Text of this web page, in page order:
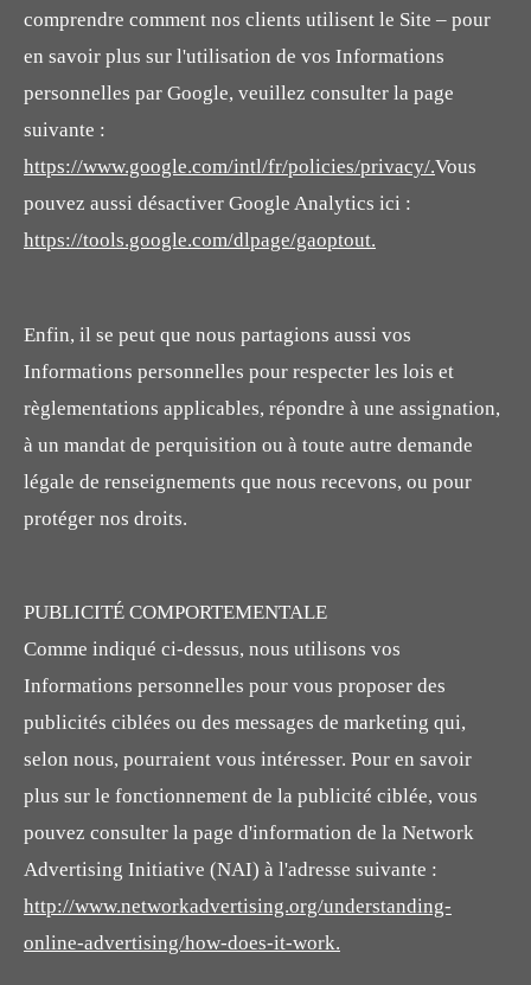
comprendre comment nos clients utilisent le Site – pour
en savoir plus sur l'utilisation de vos Informations
personnelles par Google, veuillez consulter la page
suivante :
https://www.google.com/intl/fr/policies/privacy/.Vous
pouvez aussi désactiver Google Analytics ici :
https://tools.google.com/dlpage/gaoptout.
Enfin, il se peut que nous partagions aussi vos
Informations personnelles pour respecter les lois et
règlementations applicables, répondre à une assignation,
à un mandat de perquisition ou à toute autre demande
légale de renseignements que nous recevons, ou pour
protéger nos droits.
PUBLICITÉ COMPORTEMENTALE
Comme indiqué ci-dessus, nous utilisons vos
Informations personnelles pour vous proposer des
publicités ciblées ou des messages de marketing qui,
selon nous, pourraient vous intéresser. Pour en savoir
plus sur le fonctionnement de la publicité ciblée, vous
pouvez consulter la page d'information de la Network
Advertising Initiative (NAI) à l'adresse suivante :
http://www.networkadvertising.org/understanding-
online-advertising/how-does-it-work.